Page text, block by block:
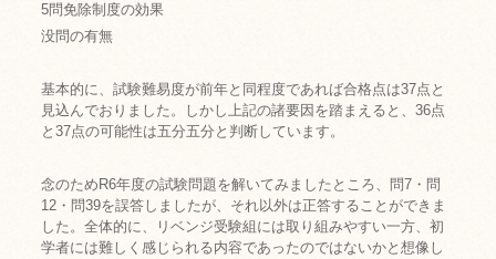
5問免除制度の効果
没問の有無
基本的に、試験難易度が前年と同程度であれば合格点は37点と
見込んでおりました。しかし上記の諸要因を踏まえると、36点
と37点の可能性は五分五分と判断しています。
念のためR6年度の試験問題を解いてみましたところ、問7・問
12・問39を誤答しましたが、それ以外は正答することができま
した。全体的に、リベンジ受験組には取り組みやすい一方、初
学者には難しく感じられる内容であったのではないかと想像し